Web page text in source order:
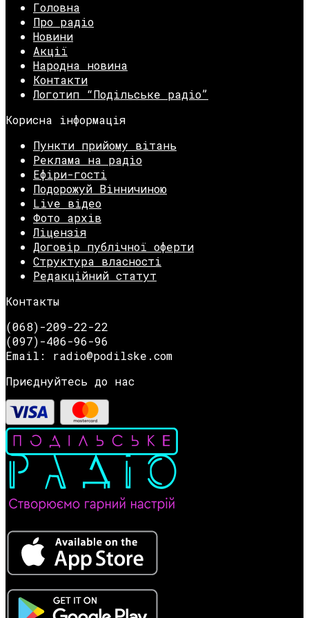
Головна
Про радіо
Новини
Акції
Народна новина
Контакти
Логотип “Подільське радіо”
Корисна інформація
Пункти прийому вітань
Реклама на радіо
Ефіри-гості
Подорожуй Вінничиною
Live відео
Фото архів
Ліцензія
Договір публічної оферти
Структура власності
Редакційний статут
Контакты
(068)-209-22-22
(097)-406-96-96
Email: radio@podilske.com
Приєднуйтесь до нас